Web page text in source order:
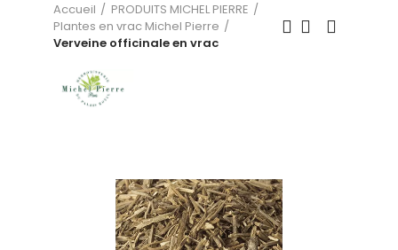
Accueil
PRODUITS MICHEL PIERRE
Plantes en vrac Michel Pierre
Verveine officinale en vrac